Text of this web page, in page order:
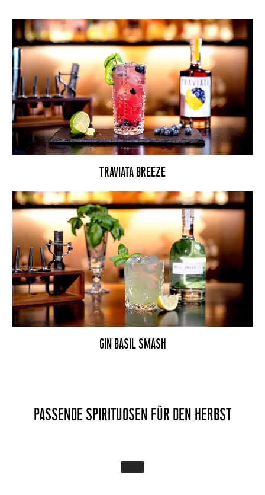
TRAVIATA BREEZE
GIN BASIL SMASH
PASSENDE SPIRITUOSEN FÜR DEN HERBST